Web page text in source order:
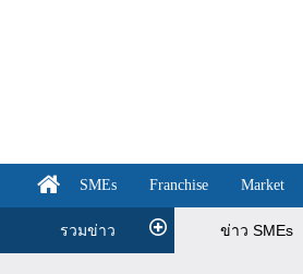
SMEs Franchise Market
รวมข่าว ข่าว SMEs